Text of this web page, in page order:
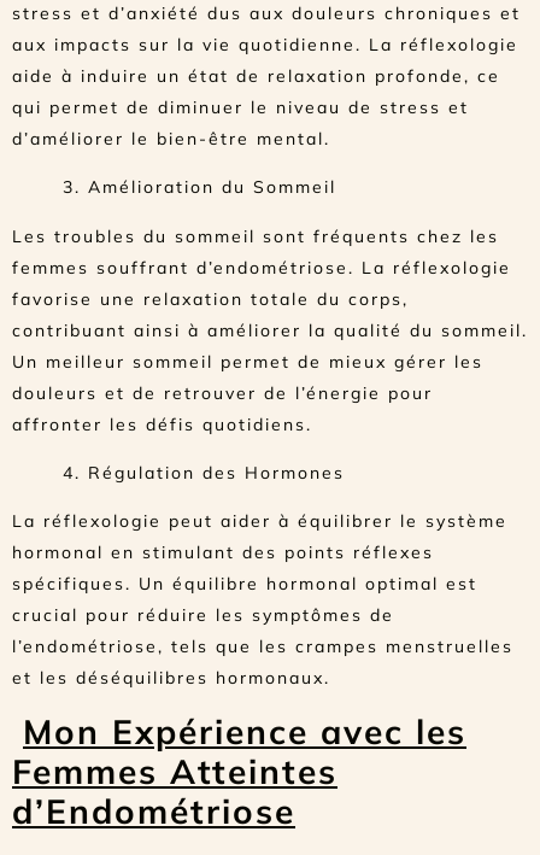
stress et d’anxiété dus aux douleurs chroniques et
aux impacts sur la vie quotidienne. La réflexologie
aide à induire un état de relaxation profonde, ce
qui permet de diminuer le niveau de stress et
d’améliorer le bien-être mental.
3. Amélioration du Sommeil
Les troubles du sommeil sont fréquents chez les
femmes souffrant d’endométriose. La réflexologie
favorise une relaxation totale du corps,
contribuant ainsi à améliorer la qualité du sommeil.
Un meilleur sommeil permet de mieux gérer les
douleurs et de retrouver de l’énergie pour
affronter les défis quotidiens.
4. Régulation des Hormones
La réflexologie peut aider à équilibrer le système
hormonal en stimulant des points réflexes
spécifiques. Un équilibre hormonal optimal est
crucial pour réduire les symptômes de
l’endométriose, tels que les crampes menstruelles
et les déséquilibres hormonaux.
Mon Expérience avec les
Femmes Atteintes
d’Endométriose